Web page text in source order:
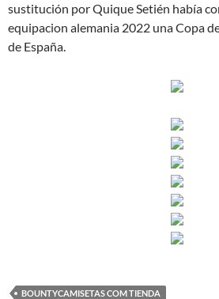
sustitución por Quique Setién había
equipacion alemania 2022 una Copa
de España.
BOUNTYCAMISETAS COM TIENDA